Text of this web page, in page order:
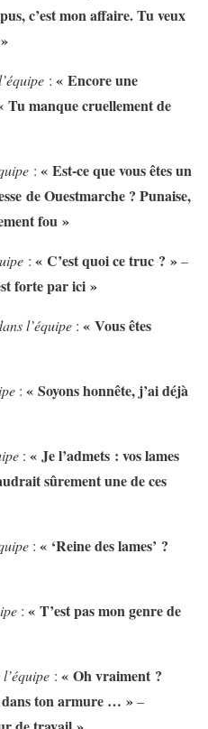
c’est mon affaire. Tu veux
: « Encore une
Tu manque cruellement de
: « Est-ce que vous êtes un
de Ouestmarche ? Punaise,
fou »
: « C’est quoi ce truc ? »–
forte par ici »
l’équipe : « Vous êtes
: « Soyons honnête, j’ai déjà
: « Je l’admets : vos lames
sûrement une de ces
: « ‘Reine des lames’ ?
: « T’est pas mon genre de
: « Oh vraiment ?
dans ton armure … »–